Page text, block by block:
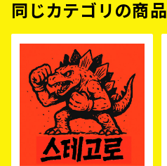
同じカテゴリの商品